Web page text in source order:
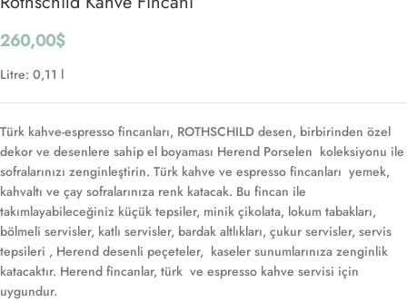
260,00$
Litre: 0,11 l
Türk kahve-espresso fincanları, ROTHSCHILD desen, birbirinden özel
dekor ve desenlere sahip el boyaması Herend Porselen koleksiyonu ile
sofralarınızı zenginleştirin. Türk kahve ve espresso fincanları yemek,
kahvaltı ve çay sofralarınıza renk katacak. Bu fincan ile
takımlayabileceğiniz küçük tepsiler, minik çikolata, lokum tabakları,
bölmeli servisler, katlı servisler, bardak altlıkları, çukur servisler, servis
tepsileri , Herend desenli peçeteler, kaseler sunumlarınıza zenginlik
katacaktır. Herend fincanlar, türk ve espresso kahve servisi için
uygundur.